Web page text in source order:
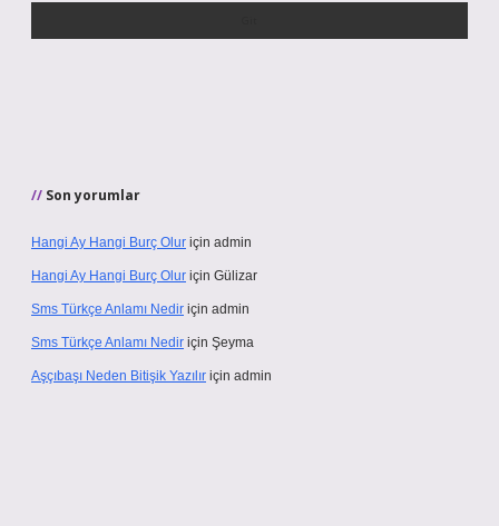
Son yorumlar
Hangi Ay Hangi Burç Olur için admin
Hangi Ay Hangi Burç Olur için Gülizar
Sms Türkçe Anlamı Nedir için admin
Sms Türkçe Anlamı Nedir için Şeyma
Aşçıbaşı Neden Bitişik Yazılır için admin